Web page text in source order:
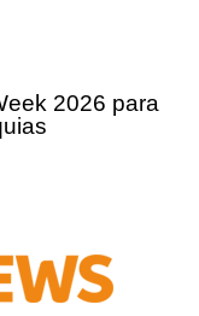
2026 para